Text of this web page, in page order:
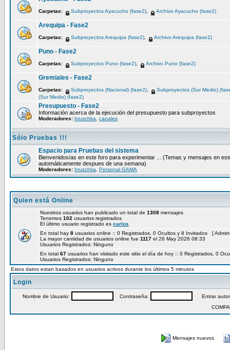
Carpetas: Subproyectos Ayacucho (fase2) Archivo Ayacucho (fase2)
Arequipa - Fase2
Carpetas: Subproyectos Arequipa (fase2) Archivo Arequipa (fase2)
Puno - Fase2
Carpetas: Subproyectos Puno (fase2) Archivo Puno (fase2)
Gremiales - Fase2
Carpetas: Subproyectos (Nacional) (fase2)
Subproyectos (Sur Medio)
(Sur Medio) (fase2)
Presupuesto - Fase2
Información acerca de la ejecución del presupuesto para subproyectos
Moderadores: hruschka canales
Sólo Pruebas !!!
Espacio para Pruebas del sistema
Bienvenidos/as en este foro para experimentar ... (Temas y mensajes en
automáticamente despues de una semana)
Moderadores: hruschka Personal GAMA
Quien está Online
Nuestros usuarios han publicado un total de 1308 mensajes
Tenemos 102 usuarios registrados
El último usuario registrado es carlos
En total hay 8 usuarios online :: 0 Registrados, 0 Ocultos y 8 Invitados [
La mayor cantidad de usuarios online fue 1117 el 26 May 2026 08:33
Usuarios Registrados: Ninguno
En total 67 usuarios han visitado este sitio el día de hoy :: 0 Registrados, 0
Usuarios Registrados: Ninguno
Estos datos estan basados en usuarios activos durante los últimos 5 minutos
Login
Nombre de Usuario: Contraseña:
Entrar
Mensajes nuevos